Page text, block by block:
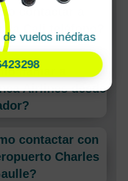
contactar a
Cali teléfono?
llamar a
Airlines desde
contactar con
Charles
vuelos inéditas